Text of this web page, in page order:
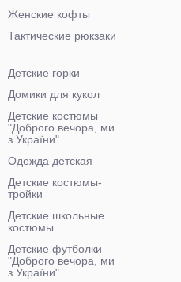
Женские кофты
Тактические рюкзаки
Детские горки
Домики для кукол
Детские костюмы
"Доброго вечора, ми
з України"
Одежда детская
Детские костюмы-
тройки
Детские школьные
костюмы
Детские футболки
"Доброго вечора, ми
з України"